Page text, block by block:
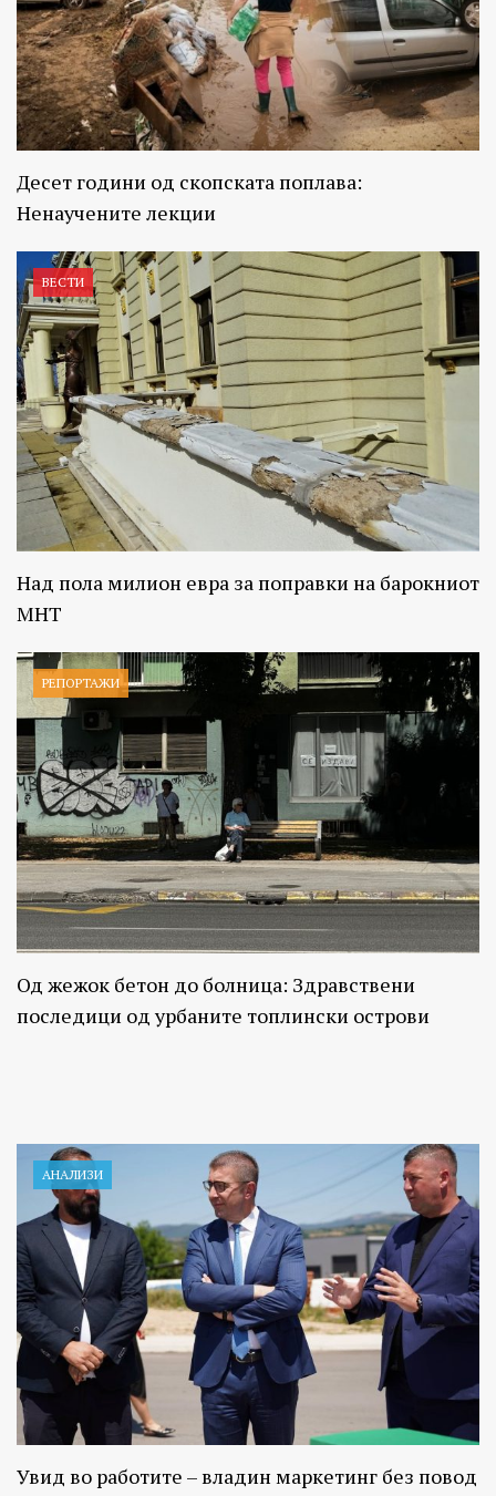
Десет години од скопската поплава:
Ненаучените лекции
ВЕСТИ
Над пола милион евра за поправки на барокниот
МНТ
РЕПОРТАЖИ
Од жежок бетон до болница: Здравствени
последици од урбаните топлински острови
АНАЛИЗИ
Увид во работите – владин маркетинг без повод